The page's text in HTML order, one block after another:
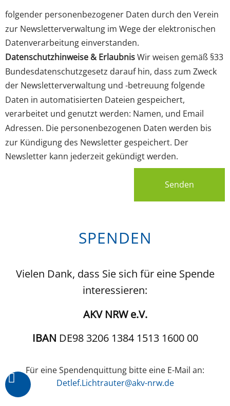
folgender personenbezogener Daten durch den Verein
zur Newsletterverwaltung im Wege der elektronischen
Datenverarbeitung einverstanden.
Datenschutzhinweise & ErlaubnisWir weisen gemäß §33
Bundesdatenschutzgesetz darauf hin, dass zum Zweck
der Newsletterverwaltung und -betreuung folgende
Daten in automatisierten Dateien gespeichert,
verarbeitet und genutzt werden: Namen, und Email
Adressen. Die personenbezogenen Daten werden bis
zur Kündigung des Newsletter gespeichert. Der
Newsletter kann jederzeit gekündigt werden.
Senden
SPENDEN
Vielen Dank, dass Sie sich für eine Spende
interessieren:
AKV NRW e.V.
IBAN DE98 3206 1384 1513 1600 00
Für eine Spendenquittung bitte eine E-Mail an:
Detlef.Lichtrauter@akv-nrw.de